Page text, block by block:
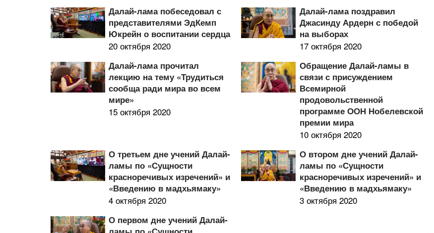
Далай-лама побеседовал с
представителями ЭдКемп
Юкрейн о воспитании сердца
20 октября 2020
Далай-лама поздравил
Джасинду Ардерн с победой
на выборах
17 октября 2020
Далай-лама прочитал
лекцию на тему «Трудиться
сообща ради мира во всем
мире»
15 октября 2020
Обращение Далай-ламы в
связи с присуждением
Всемирной
продовольственной
программе ООН Нобелевской
премии мира
10 октября 2020
О третьем дне учений Далай-
ламы по «Сущности
красноречивых изречений» и
«Введению в мадхьямаку»
4 октября 2020
О втором дне учений Далай-
ламы по «Сущности
красноречивых изречений» и
«Введению в мадхьямаку»
3 октября 2020
О первом дне учений Далай-